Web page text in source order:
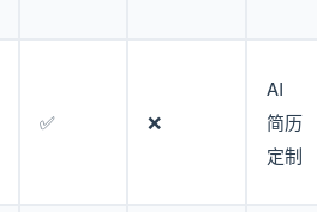
✅ ❌
AI
简历
定制